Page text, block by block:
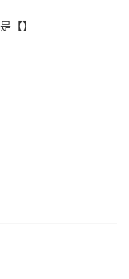
【】